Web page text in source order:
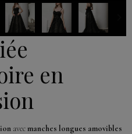
en
avecmanches longues amovibles